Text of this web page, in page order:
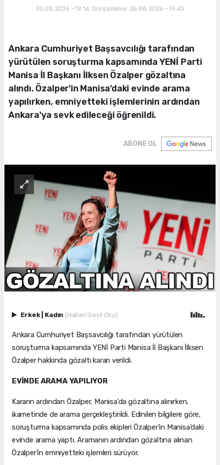
05.08.2026 - 19:14, Güncelleme: 05.08.2026 - 19:43
Ankara Cumhuriyet Başsavcılığı tarafından
yürütülen soruşturma kapsamında YENİ Parti
Manisa İl Başkanı İlksen Özalper gözaltına
alındı. Özalper'in Manisa'daki evinde arama
yapılırken, emniyetteki işlemlerinin ardından
Ankara'ya sevk edileceği öğrenildi.
ABONE OL
Erkek Kadın (Haberi Sesli Oku)
Ankara Cumhuriyet Başsavcılığı tarafından yürütülen
soruşturma kapsamında YENİ Parti Manisa İl Başkanı İlksen
Özalper hakkında gözaltı kararı verildi.
EVİNDE ARAMA YAPILIYOR
Kararın ardından Özalper, Manisa'da gözaltına alınırken,
ikametinde de arama gerçekleştirildi. Edinilen bilgilere göre,
soruşturma kapsamında polis ekipleri Özalper'in Manisa'daki
evinde arama yaptı. Aramanın ardından gözaltına alınan
Özalper'in emniyetteki işlemleri sürüyor.